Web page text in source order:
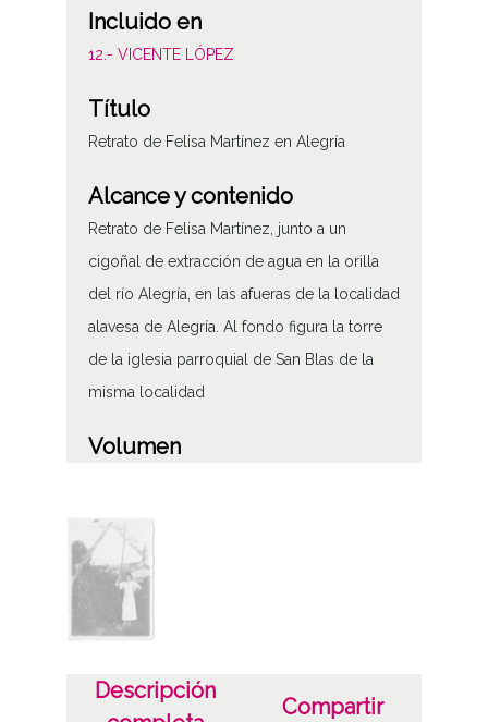
Incluido en
12.- VICENTE LÓPEZ
Título
Retrato de Felisa Martínez en Alegría
Alcance y contenido
Retrato de Felisa Martínez, junto a un
cigoñal de extracción de agua en la orilla
del río Alegría, en las afueras de la localidad
alavesa de Alegría. Al fondo figura la torre
de la iglesia parroquial de San Blas de la
misma localidad
Volumen
Tipo de contenido
Fotográfico
Soporte
Características del soporte
Descripción
Compartir